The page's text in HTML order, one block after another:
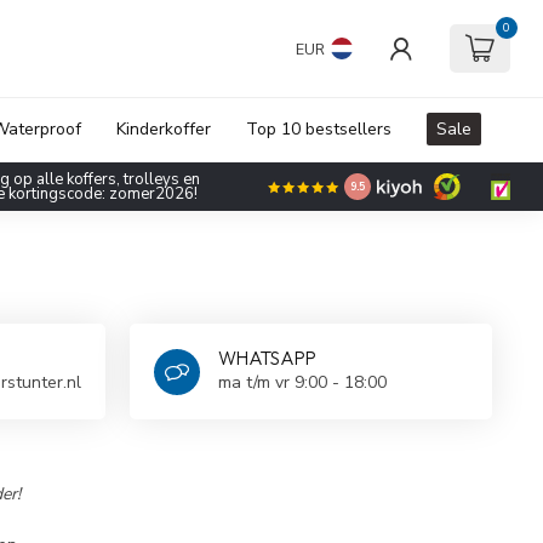
EUR
0
Kinderkoffer Top 10 bestsellers Sale
op alle koffers, trolleys en
kortingscode: zomer2026! 9.5
WHATSAPP
ma t/m vr 9:00 - 18:00